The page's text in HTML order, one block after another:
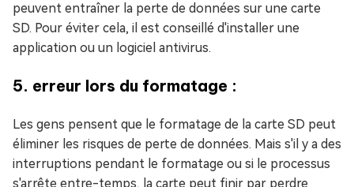
peuvent entraîner la perte de données sur une carte
SD. Pour éviter cela, il est conseillé d'installer une
application ou un logiciel antivirus.
5. erreur lors du formatage :
Les gens pensent que le formatage de la carte SD peut
éliminer les risques de perte de données. Mais s'il y a des
interruptions pendant le formatage ou si le processus
s'arrête entre-temps, la carte peut finir par perdre